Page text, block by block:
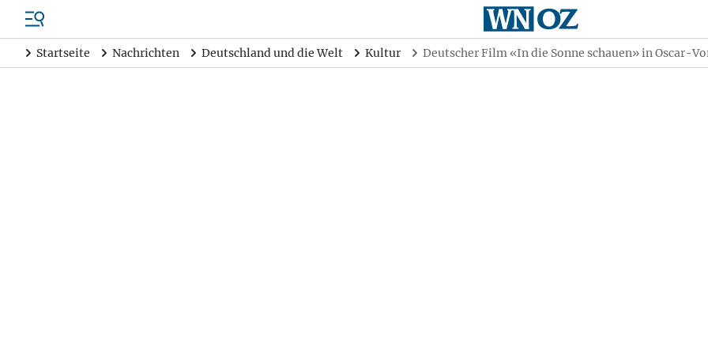
Startseite Nachrichten Deutschland und die Welt Kultur Deutscher Film «In die Sonne schauen» in Oscar-